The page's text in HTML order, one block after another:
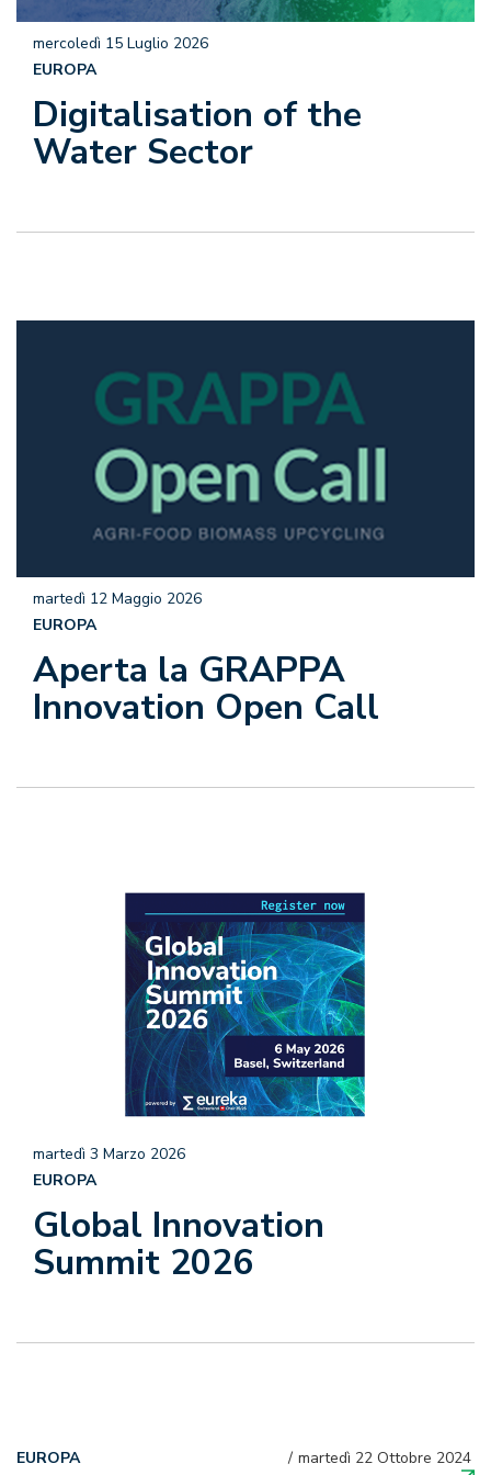
Digitalisation of the
Water Sector
mercoledì 15 Luglio 2026
EUROPA
Aperta la GRAPPA
Innovation Open Call
martedì 12 Maggio 2026
EUROPA
Global Innovation
Summit 2026
martedì 3 Marzo 2026
EUROPA
martedì 22 Ottobre 2024
EUROPA